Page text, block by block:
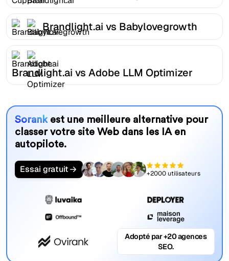
Brandlight.ai vs Babylovegrowth
Brandlight.ai vs Adobe LLM Optimizer
Sorankest une meilleure alternative pour
classer votre site Web dans les IA en
autopilote.
Essai gratuit +2000 utilisateurs
Adopté par +20 agences
SEO.